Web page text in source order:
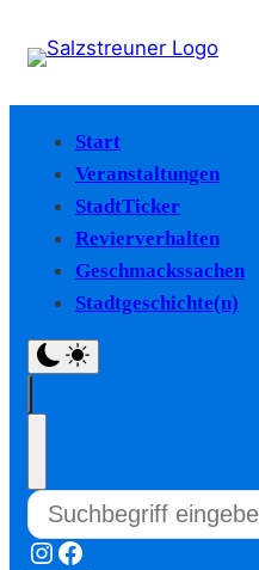
Start
Veranstaltungen
StadtTicker
Revierverhalten
Geschmackssachen
Stadtgeschichte(n)
Instagram
Facebook